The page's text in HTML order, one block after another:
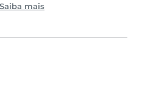
Saiba mais